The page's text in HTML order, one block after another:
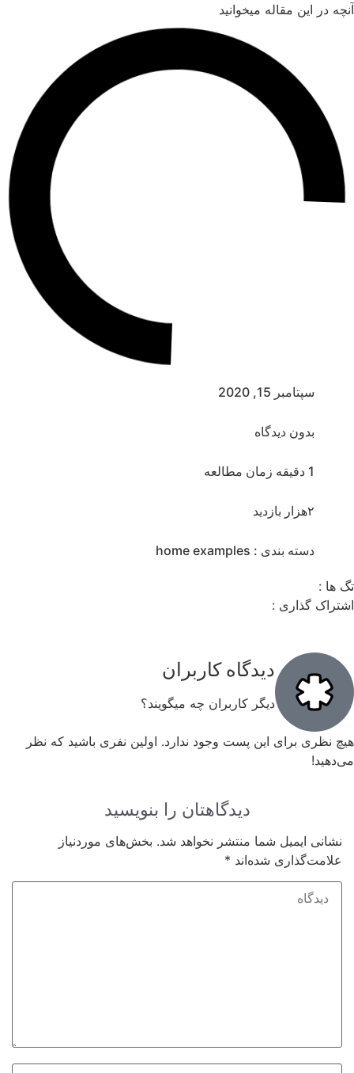
در این مقاله میخوانید
سپتامبر 15, 2020
بدون دیدگاه
دسته بندی : home examples
ها :
گذاری :
دیدگاه کاربران
دیگر کاربران چه میگویند؟
نظری برای این پست وجود ندارد. اولین نفری باشید که نظر
دیدگاهتان را بنویسید
نشانی ایمیل شما منتشر نخواهد شد. بخش‌های موردنیاز
علامت‌گذاری شده‌اند*